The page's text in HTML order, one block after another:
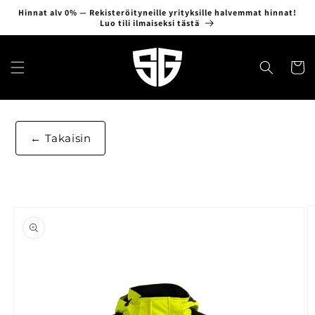
siirry
Hinnat alv 0% — Rekisteröityneille yrityksille halvemmat hinnat!
Luo tili ilmaiseksi tästä
Takaisin
tuotetietoihin